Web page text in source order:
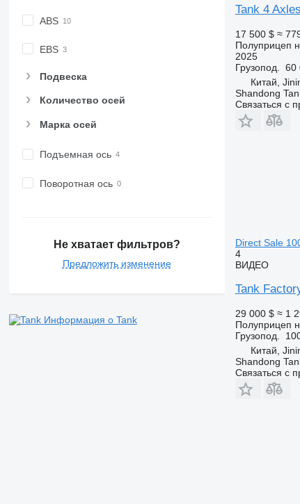
ABS
EBS
Подвеска
Количество осей
Марка осей
Подъемная ось
Поворотная ось
Не хватает фильтров?
Предложить изменение
Информация о Tank
Tank 4
17 500 $ ≈
Полуприцеп
2025
Грузопод.
60
Китай,
Shandong
Связаться с
Direct Sale
4
ВИДЕО
Tank
29 000 $ ≈ 1
Полуприцеп
Грузопод.
Китай,
Shandong
Связаться с